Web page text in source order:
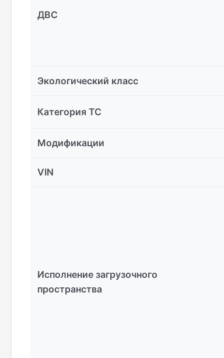
ДВС
Экологический класс
Категория ТС
Модификации
VIN
Исполнение загрузочного
пространства